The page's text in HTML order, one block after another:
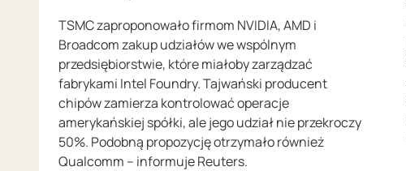
TSMC zaproponowało firmom NVIDIA, AMD i
Broadcom zakup udziałów we wspólnym
przedsiębiorstwie, które miałoby zarządzać
fabrykami Intel Foundry. Tajwański producent
chipów zamierza kontrolować operacje
amerykańskiej spółki, ale jego udział nie przekroczy
50%. Podobną propozycję otrzymało również
Qualcomm – informuje Reuters.